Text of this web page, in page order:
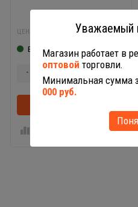
ЦЕНА: 954,45₽
В наличии
- +
Уважаемый
Магазин работает в
оптовой торговли.
Минимальная сумма
000 руб.